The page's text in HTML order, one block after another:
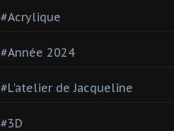
#Acrylique
#Année 2024
#L'atelier de Jacqueline
#3D